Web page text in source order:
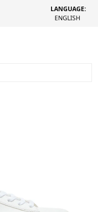
LANGUAGE:
ENGLISH